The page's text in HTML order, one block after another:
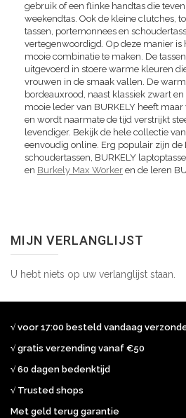
gebruik of een flinke handtas die
weekendtas. Ook de kleine clutches,
tassen, portemonnees en
vertegenwoordigd. Op deze manier is
mooie combinatie te maken. De
uitgevoerd in stoere warme kleuren
vrouwen in de smaak vallen. De
bordeauxrood, naast klassiek zwart
mooie leder van BURKELY heeft
en wordt naarmate de tijd verstrijkt
levendiger. Bekijk de hele collectie
eenvoudig online. Erg populair zijn de
schoudertassen, BURKELY
en Burkely Max Worker en de leren
MIJN VERLANGLIJST
U hebt niets op uw verlanglijst staan.
√ voor 17:00 besteld vandaag
√ gratis verzending vanaf €50
√ 60 dagen bedenktijd
√ Trusted shops
Met geld terug garantie